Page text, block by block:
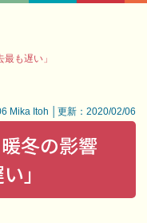
も遅い」
Mika Itoh │更新：2020/02/06
冬の影響
」